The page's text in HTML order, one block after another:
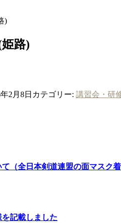
)
路)
2月8日 カテゴリー: 講習会・研
（全日本剣道連盟の面マスク
記載しました